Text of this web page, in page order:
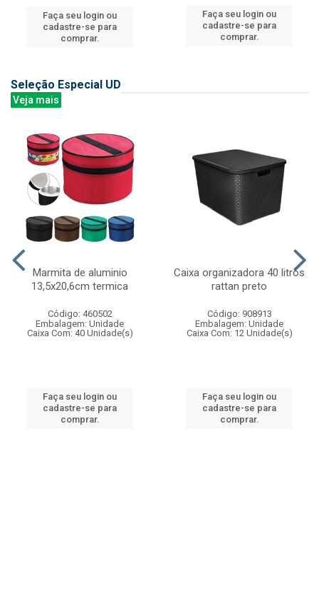
Faça seu login ou
cadastre-se para
comprar.
Faça seu login ou
cadastre-se para
comprar.
Seleção Especial UD
Veja mais
Marmita de aluminio
13,5x20,6cm termica
Código: 460502
Embalagem: Unidade
Caixa Com: 40 Unidade(s)
Faça seu login ou
cadastre-se para
comprar.
Caixa organizadora 40 litros
rattan preto
Código: 908913
Embalagem: Unidade
Caixa Com: 12 Unidade(s)
Faça seu login ou
cadastre-se para
comprar.